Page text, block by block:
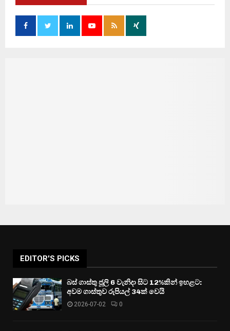
EDITOR'S PICKS
බස් ගාස්තු ජූලි 6 වැනිදා සිට 12%කින් ඉහළට:
අවම ගාස්තුව රුපියල් 34ක් වෙයි
2026-07-02 0